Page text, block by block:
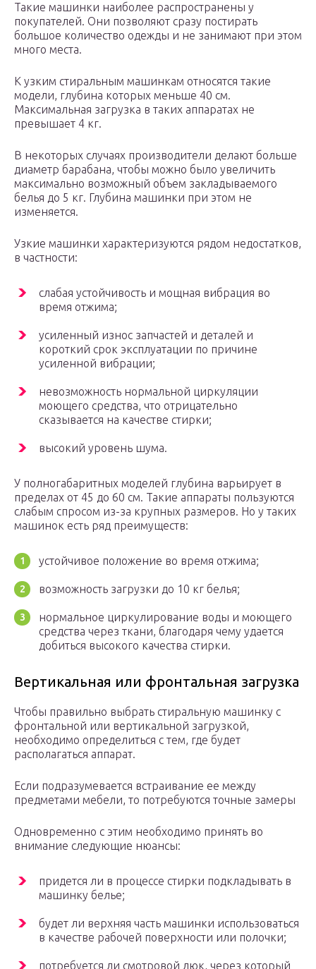
Такие машинки наиболее распространены у
покупателей. Они позволяют сразу постирать
большое количество одежды и не занимают при этом
много места.
К узким стиральным машинкам относятся такие
модели, глубина которых меньше 40 см.
Максимальная загрузка в таких аппаратах не
превышает 4 кг.
В некоторых случаях производители делают больше
диаметр барабана, чтобы можно было увеличить
максимально возможный объем закладываемого
белья до 5 кг. Глубина машинки при этом не
изменяется.
Узкие машинки характеризуются рядом недостатков,
в частности:
слабая устойчивость и мощная вибрация во
время отжима;
усиленный износ запчастей и деталей и
короткий срок эксплуатации по причине
усиленной вибрации;
невозможность нормальной циркуляции
моющего средства, что отрицательно
сказывается на качестве стирки;
высокий уровень шума.
У полногабаритных моделей глубина варьирует в
пределах от 45 до 60 см. Такие аппараты пользуются
слабым спросом из-​за крупных размеров. Но у таких
машинок есть ряд преимуществ:
устойчивое положение во время отжима;
возможность загрузки до 10 кг белья;
нормальное циркулирование воды и моющего
средства через ткани, благодаря чему удается
добиться высокого качества стирки.
Вертикальная или фронтальная загрузка
Чтобы правильно выбрать стиральную машинку с
фронтальной или вертикальной загрузкой,
необходимо определиться с тем, где будет
располагаться аппарат.
Если подразумевается встраивание ее между
предметами мебели, то потребуются точные замеры
Одновременно с этим необходимо принять во
внимание следующие нюансы:
придется ли в процессе стирки подкладывать в
машинку белье;
будет ли верхняя часть машинки использоваться
в качестве рабочей поверхности или полочки;
потребуется ли смотровой люк, через который